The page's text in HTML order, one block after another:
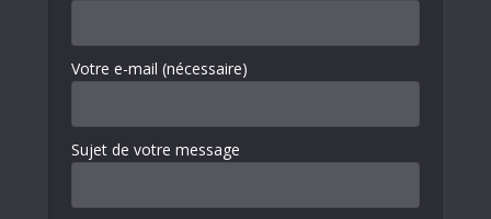
Votre e-mail (nécessaire)
Sujet de votre message